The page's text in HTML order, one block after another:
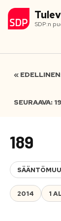
SDP:n
«
SEURAAVA:
189
2014 1